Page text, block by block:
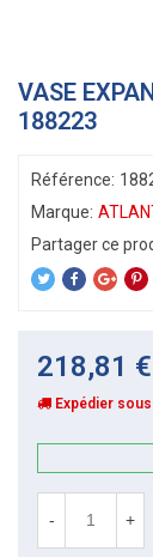
VASE
188223
Référence:
Marque:
218,81 €
Expédier
- +